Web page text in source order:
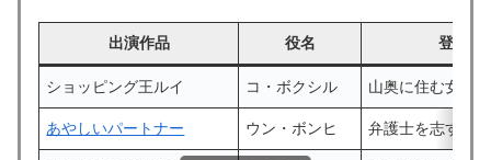
出演作品 役名 登場人
ショッピング王ルイ コ・ボクシル 山奥に住む女の子
あやしいパートナー ウン・ボンヒ 弁護士を志す、